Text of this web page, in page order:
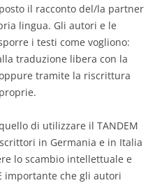
il racconto del/la partner
lingua. Gli autori e le
i testi come vogliono:
traduzione libera con la
tramite la riscrittura
di utilizzare il TANDEM
in Germania e in Italia
lo scambio intellettuale e
importante che gli autori